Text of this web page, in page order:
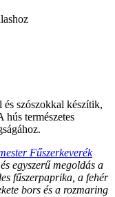
szószokkal készítik,
természetes
Fűszerkeverék
egyszerű megoldás a
fűszerpaprika, a fehér
bors és a rozmaring